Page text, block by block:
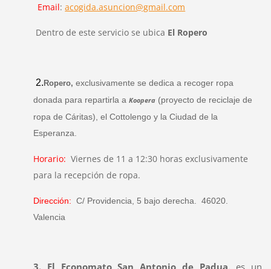
Email:acogida.asuncion@gmail.com
Dentro de este servicio se ubica El Ropero
2. Ropero, exclusivamente se dedica a recoger ropa
donada para repartirla a Koopera (proyecto de reciclaje de
ropa de Cáritas), el Cottolengo y la Ciudad de la
Esperanza.
Horario: Viernes de 11 a 12:30 horas exclusivamente
para la recepción de ropa.
Dirección: C/ Providencia, 5 bajo derecha. 46020.
Valencia
3. El Economato San Antonio de Padua, es un